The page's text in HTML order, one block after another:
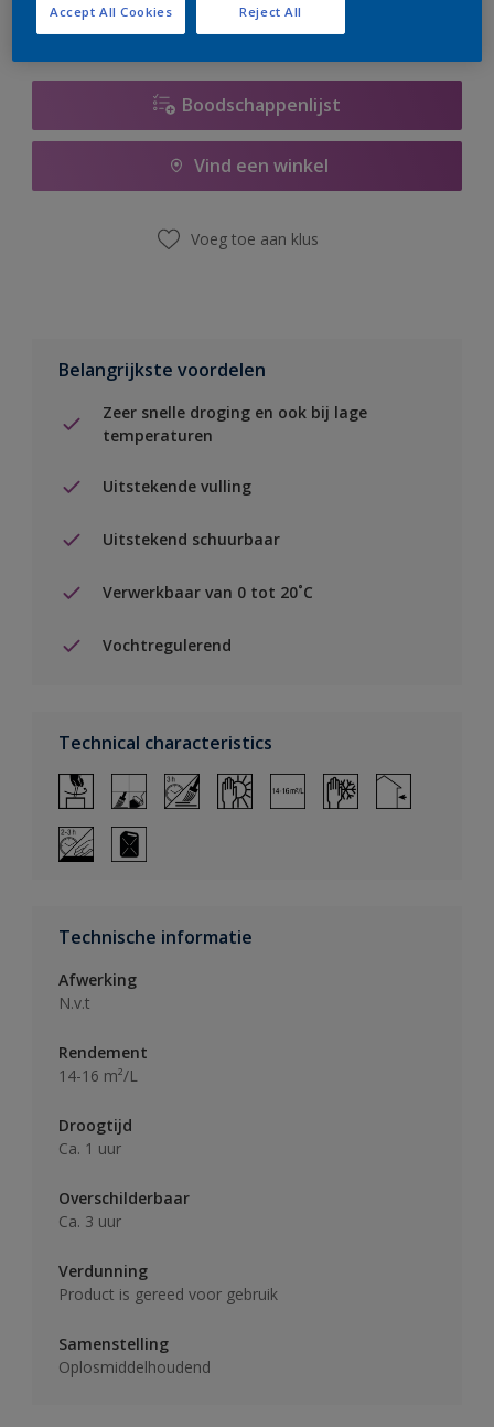
Boodschappenlijst
Vind een winkel
Voeg toe aan klus
Belangrijkste voordelen
Zeer snelle droging en ook bij lage
temperaturen
Uitstekende vulling
Uitstekend schuurbaar
Verwerkbaar van 0 tot 20˚C
Vochtregulerend
Technical characteristics
Technische informatie
Afwerking
N.v.t
Rendement
14-16 m²/L
Droogtijd
Ca. 1 uur
Overschilderbaar
Ca. 3 uur
Verdunning
Product is gereed voor gebruik
Samenstelling
Oplosmiddelhoudend
Reject All
Accept All Cookies